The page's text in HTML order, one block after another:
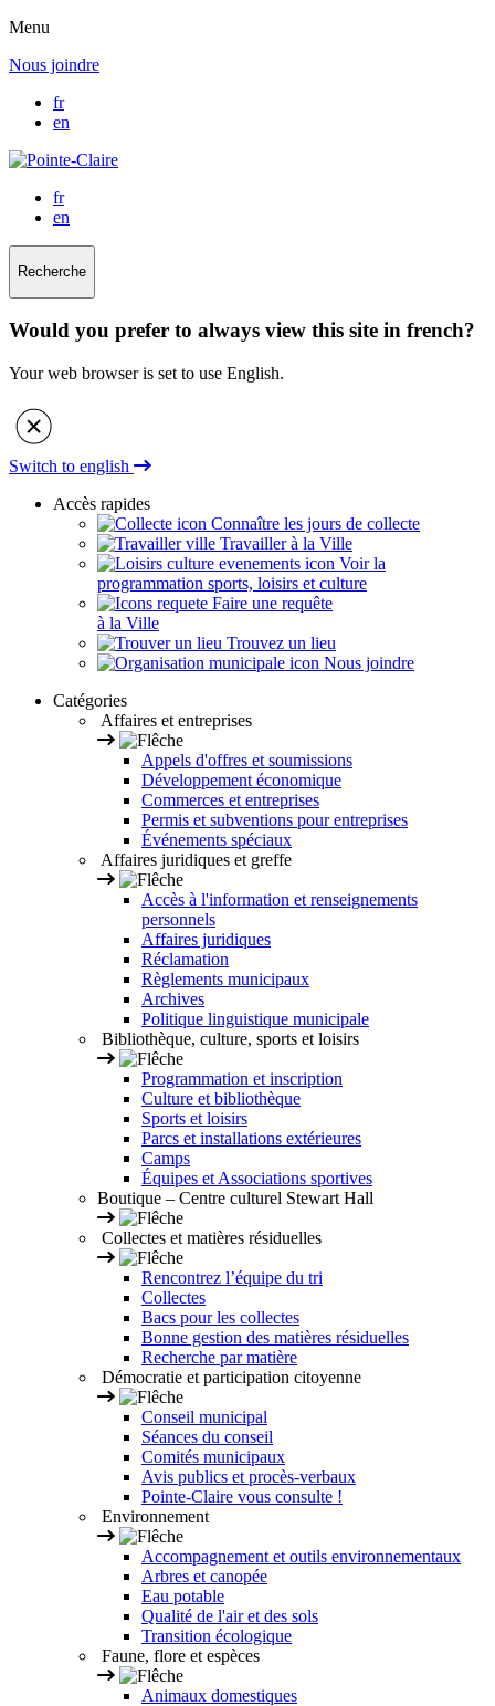
Menu
Nous joindre
fr
en
fr
en
Recherche
Would you prefer to always view this site in french?
Your web browser is set to use English.
Switch to english
Accès rapides
Connaître les jours de collecte
Travailler à la Ville
Voir la
programmation sports, loisirs et culture
Faire une requête
à la Ville
Trouvez un lieu
Nous joindre
Catégories
Affaires et entreprises
Appels d'offres et soumissions
Développement économique
Commerces et entreprises
Permis et subventions pour entreprises
Événements spéciaux
Affaires juridiques et greffe
Accès à l'information et renseignements
personnels
Affaires juridiques
Réclamation
Règlements municipaux
Archives
Politique linguistique municipale
Bibliothèque, culture, sports et loisirs
Programmation et inscription
Culture et bibliothèque
Sports et loisirs
Parcs et installations extérieures
Camps
Équipes et Associations sportives
Boutique – Centre culturel Stewart Hall
Collectes et matières résiduelles
Rencontrez l’équipe du tri
Collectes
Bacs pour les collectes
Bonne gestion des matières résiduelles
Recherche par matière
Démocratie et participation citoyenne
Conseil municipal
Séances du conseil
Comités municipaux
Avis publics et procès-verbaux
Pointe-Claire vous consulte !
Environnement
Accompagnement et outils environnementaux
Arbres et canopée
Eau potable
Qualité de l'air et des sols
Transition écologique
Faune, flore et espèces
Animaux domestiques